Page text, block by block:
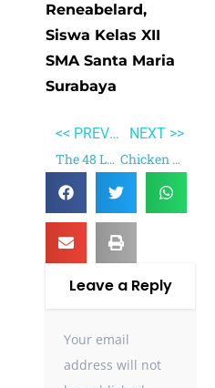
Reneabelard,
Siswa Kelas XII
SMA Santa Maria
Surabaya
<< PREVIOUS
The 48 Laws of Power
NEXT >>
Chicken Soup for the Woman’s Soul
Leave a Reply
Your email
address will not